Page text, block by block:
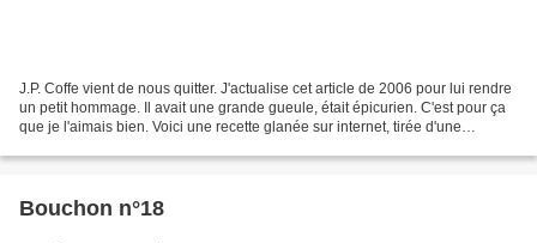
J.P. Coffe vient de nous quitter. J'actualise cet article de 2006 pour lui rendre
un petit hommage. Il avait une grande gueule, était épicurien. C'est pour ça
que je l'aimais bien. Voici une recette glanée sur internet, tirée d'une
Bouchon n°18